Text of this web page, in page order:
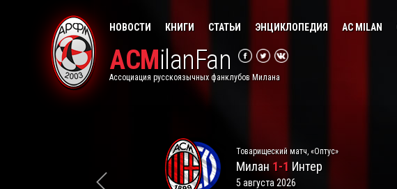
НОВОСТИ КНИГИ СТАТЬИ ЭНЦИКЛОПЕДИЯ AC MILAN
ACMilanFan
Ассоциация русскоязычных фанклубов Милана
Товарищеский матч, «Оптус»
Милан 1-1 Интер
5 августа 2026